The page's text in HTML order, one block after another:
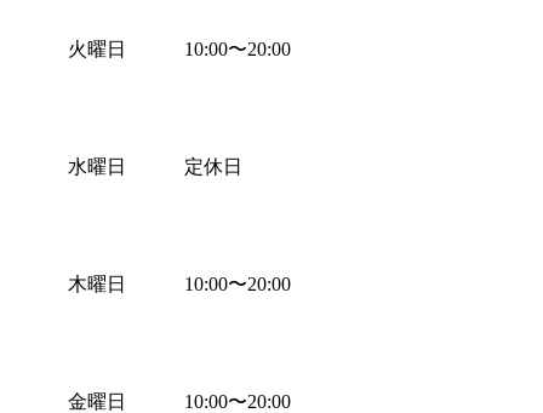
火曜日
水曜日
木曜日
金曜日
10:00〜20:00
定休日
10:00〜20:00
10:00〜20:00